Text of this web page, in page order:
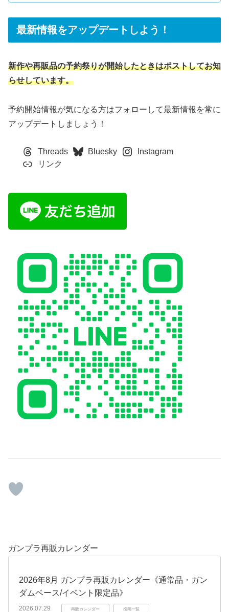
最新情報をアップデートしよう！
新作や再販品の予約祭りが開始したときはポストしてお知
らせしています。
予約開始情報が気になる方はフォローして最新情報を常に
アップデートしましょう！
Threads Bluesky
Instagram
リンク
ガンプラ再販カレンダー
2026年8月 ガンプラ再販カレンダー《通常品・ガン
ダムベース/イベント限定品》
2026.07.29 再販カレンダー 投稿一覧